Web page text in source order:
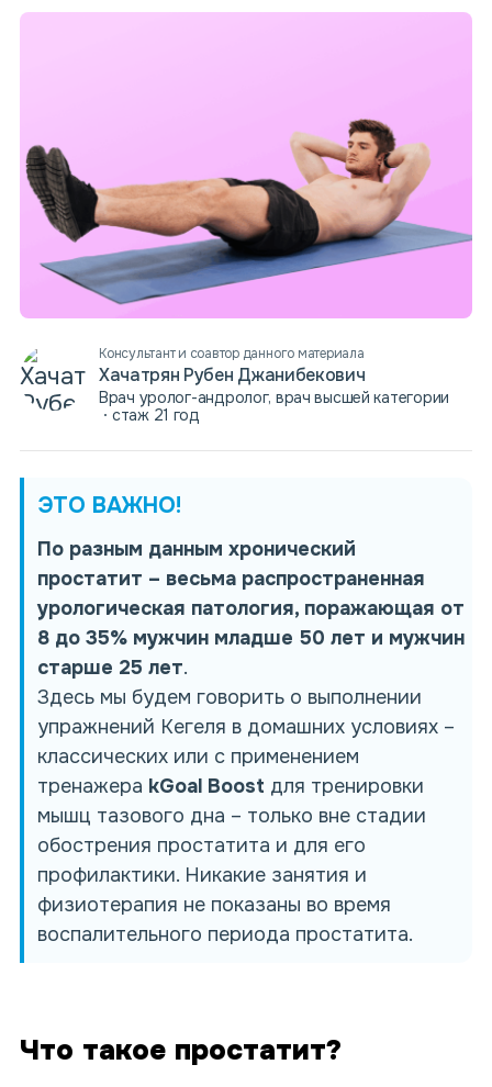
Консультант и соавтор данного материала
Хачатрян Рубен Джанибекович
Врач уролог-андролог, врач высшей категории
стаж 21 год
ЭТО ВАЖНО!
По разным данным хронический
простатит – весьма распространенная
урологическая патология, поражающая от
8 до 35% мужчин младше 50 лет и мужчин
старше 25 лет.
Здесь мы будем говорить о выполнении
упражнений Кегеля в домашних условиях –
классических или с применением
тренажера kGoal Boost для тренировки
мышц тазового дна – только вне стадии
обострения простатита и для его
профилактики. Никакие занятия и
физиотерапия не показаны во время
воспалительного периода простатита.
Что такое простатит?